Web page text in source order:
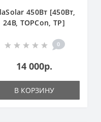
450Вт [450Вт,
24В, TOPCon, TP]
0
14 000р.
В КОРЗИНУ